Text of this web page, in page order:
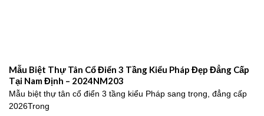
Mẫu Biệt Thự Tân Cổ Điển 3 Tầng Kiểu Pháp Đẹp Đẳng Cấp
Tại Nam Định – 2024NM203
Mẫu biệt thự tân cổ điển 3 tầng kiểu Pháp sang trọng, đẳng cấp
2026Trong